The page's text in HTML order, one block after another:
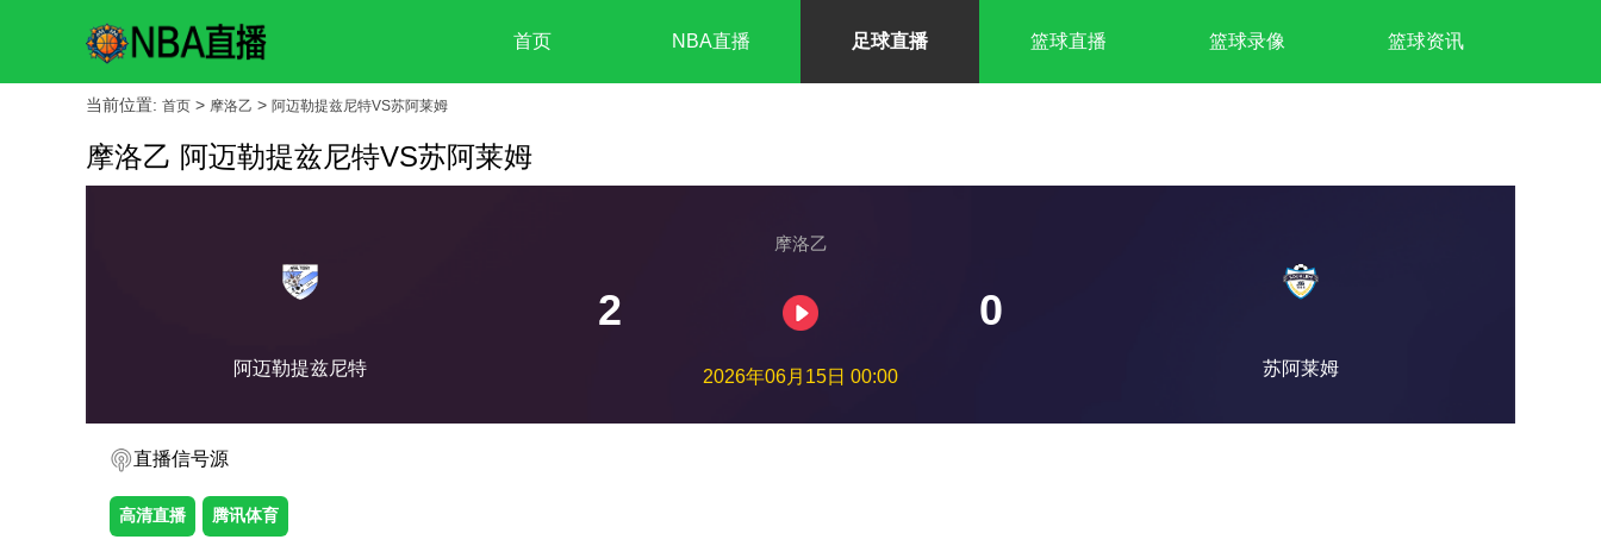
首页 NBA直播 足球直播 篮球直播 篮球录像 篮球资讯
当前位置: 首页 > 摩洛乙 > 阿迈勒提兹尼特VS苏阿莱姆
摩洛乙 阿迈勒提兹尼特VS苏阿莱姆
阿迈勒提兹尼特
摩洛乙
2 0
2026年06月15日 00:00 苏阿莱姆
直播信号源
高清直播 腾讯体育